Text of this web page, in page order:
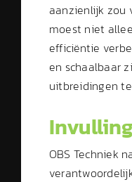
aanzienlijk zou
moest niet
efficiëntie
en schaalbaar
uitbreidingen
OBS Techniek